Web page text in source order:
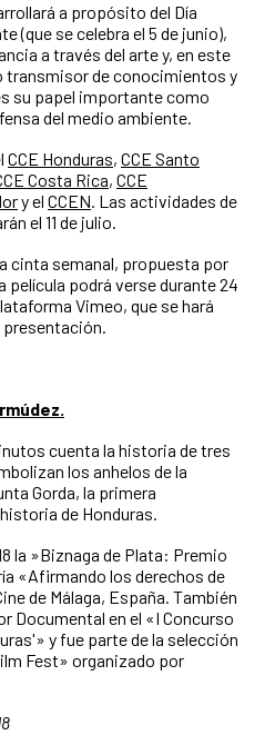
a propósito del Día
(que se celebra el 5 de junio),
a través del arte y, en este
transmisor de conocimientos y
su papel importante como
del medio ambiente.
CCE Honduras, CCE Santo
Costa Rica, CCE
y el CCEN. Las actividades de
el 11 de julio.
cinta semanal, propuesta por
película podrá verse durante 24
Vimeo, que se hará
presentación.
cuenta la historia de tres
los anhelos de la
Gorda, la primera
de Honduras.
la »Biznaga de Plata: Premio
«Afirmando los derechos de
de Málaga, España. También
Documental en el «I Concurso
y fue parte de la selección
Fest» organizado por